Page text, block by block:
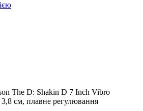
The D: Shakin D 7 Inch Vibro
см, плавне регулювання